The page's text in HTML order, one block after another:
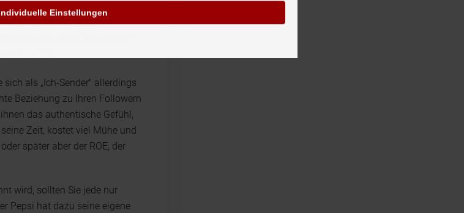
von den entstehenden
Mobiltelefon aktuelle
über diese „Ich-Sender"
konnte.
als „Ich-Sender" allerdings
Beziehung zu Ihren Followern
das authentische Gefühl,
Zeit, kostet viel Mühe und
später aber der ROE, der
wird, sollten Sie jede nur
Pepsi hat dazu seine eigene
Einstellungen